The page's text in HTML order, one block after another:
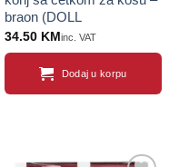
braon (DOLL
COLLECTION)
34.50 KM inc. VAT
Dodaj u korpu